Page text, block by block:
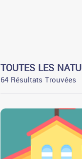
TOUTES LES
64 Résultats Trouvées